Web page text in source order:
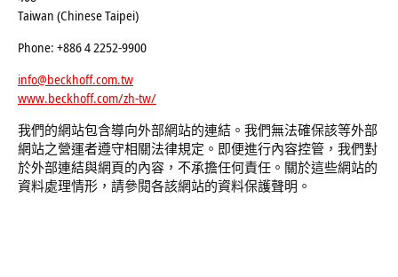
Taiwan (Chinese Taipei)
Phone: +886 4 2252-9900
info@beckhoff.com.tw
www.beckhoff.com/zh-tw/
我們的網站包含導向外部網站的連結。我們無法確保該等外部
網站之營運者遵守相關法律規定。即便進行內容控管，我們對
於外部連結與網頁的內容，不承擔任何責任。關於這些網站的
資料處理情形，請參閱各該網站的資料保護聲明。